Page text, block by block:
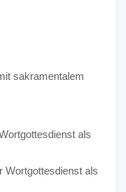
sakramentalem
als
Wortgottesdienst als